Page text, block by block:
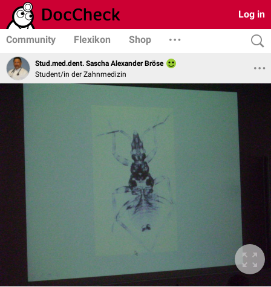
Log in
Community Flexikon Shop
Stud.med.dent. Sascha Alexander Bröse
Student/in der Zahnmedizin